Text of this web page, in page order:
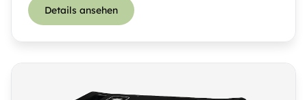
Details ansehen